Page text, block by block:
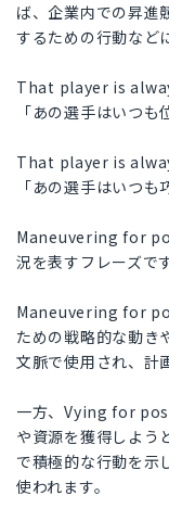
ば、企業内での昇進
するための行動など
That player is
「あの選手はいつも
That player is
「あの選手はいつも
Maneuvering for
況を表すフレーズで
Maneuvering for
ための戦略的な動き
文脈で使用され、計
一方、Vying for
や資源を獲得しよう
で積極的な行動を示
使われます。